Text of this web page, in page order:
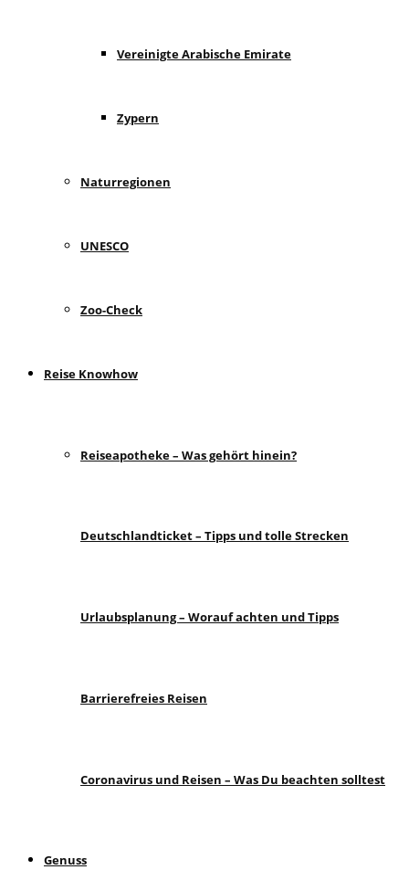
Vereinigte Arabische Emirate
Zypern
Naturregionen
UNESCO
Zoo-Check
Reise Knowhow
Reiseapotheke – Was gehört hinein?
Deutschlandticket – Tipps und tolle Strecken
Urlaubsplanung – Worauf achten und Tipps
Barrierefreies Reisen
Coronavirus und Reisen – Was Du beachten solltest
Genuss